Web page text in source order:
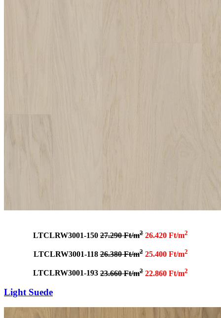
LTCLRW3001-150 27.290 Ft/m2 26.420 Ft/m2
LTCLRW3001-11826.380 Ft/m225.400 Ft/m2
LTCLRW3001-193 23.660 Ft/m2 22.860 Ft/m2
Light Suede